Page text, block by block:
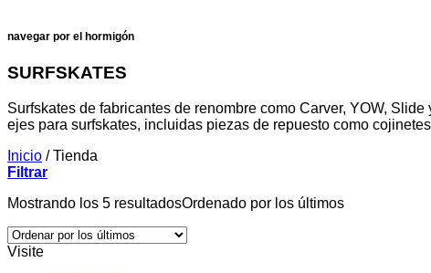
navegar por el hormigón
SURFSKATES
Surfskates de fabricantes de renombre como Carver, YOW,
ejes para surfskates, incluidas piezas de repuesto como
Inicio /Tienda
Filtrar
Mostrando los 5 resultadosOrdenado por los últimos
Visite